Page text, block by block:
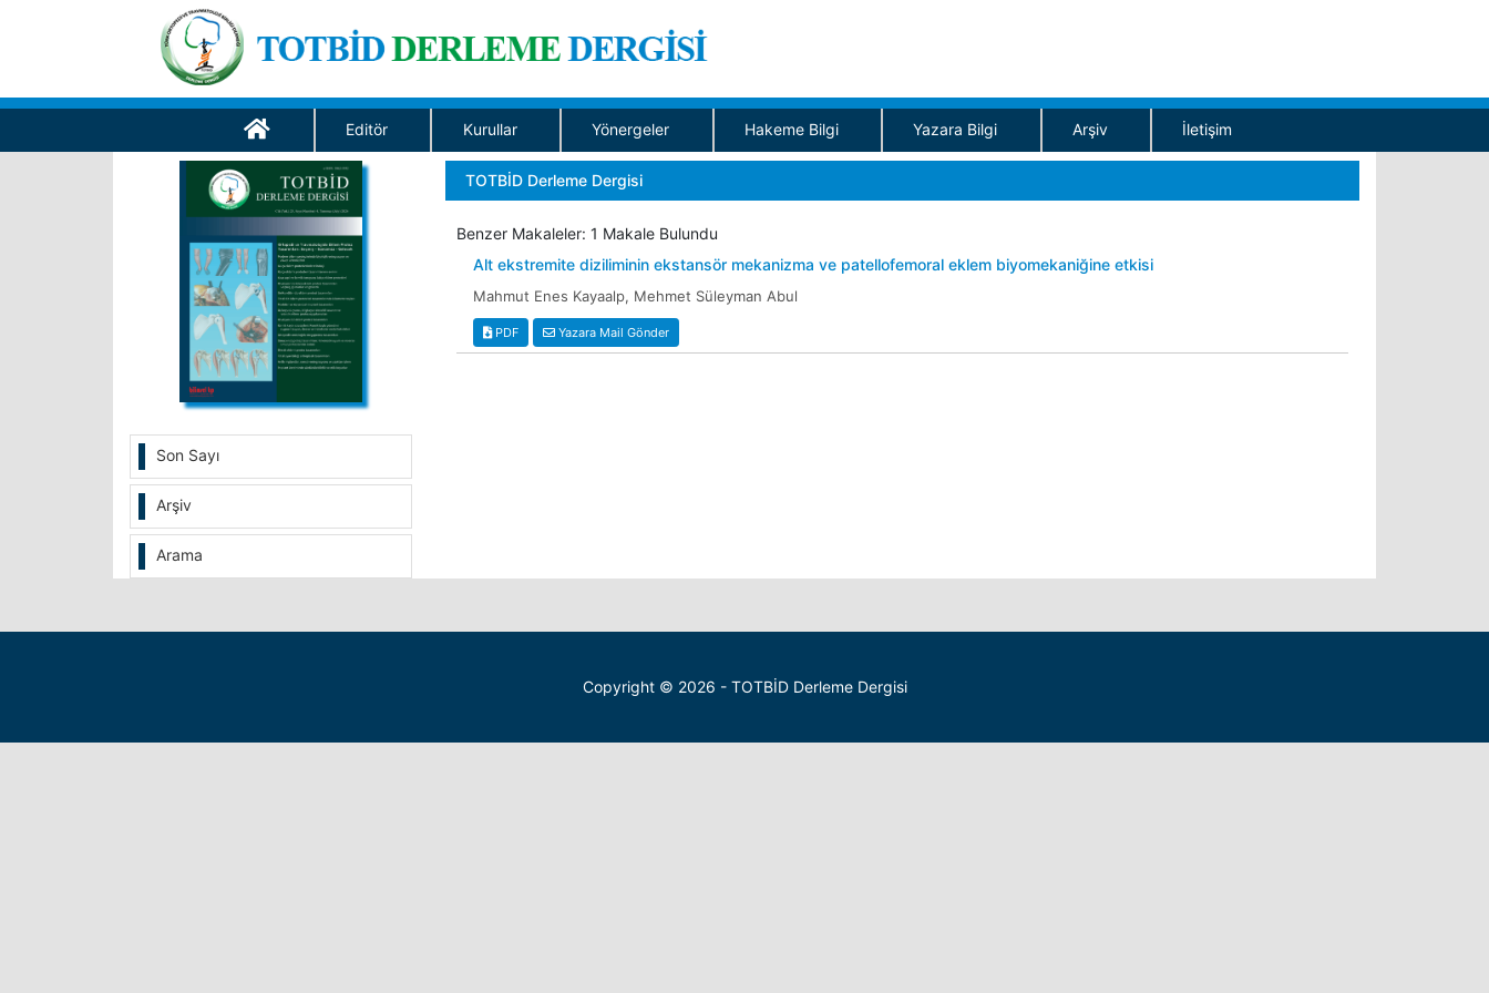
Editör Kurullar Yönergeler Hakeme Bilgi Yazara Bilgi Arşiv İletişim
Son Sayı
Arşiv
Arama
TOTBİD Derleme Dergisi
Benzer Makaleler: 1 Makale Bulundu
Alt ekstremite diziliminin ekstansör mekanizma ve patellofemoral eklem biyomekaniğine etkisi
Mahmut Enes Kayaalp, Mehmet Süleyman Abul
PDF Yazara Mail Gönder
Copyright © 2026 - TOTBİD Derleme Dergisi